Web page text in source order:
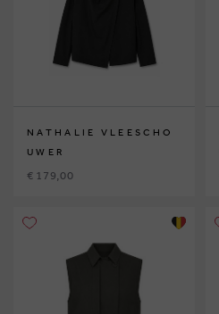
NATHALIE VLEESCHO
UWER
€ 179,00